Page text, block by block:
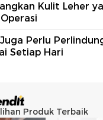
Kulit Leher
Perlu
Setiap Hari